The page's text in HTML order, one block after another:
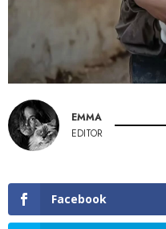
EMMA
EDITOR
Facebook